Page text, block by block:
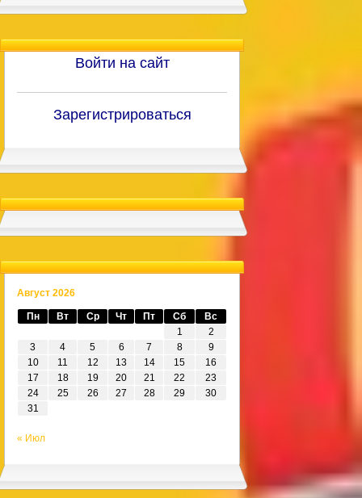
Войти на сайт
Зарегистрироваться
Август 2026
Пн Вт Ср Чт Пт Сб
Вс
1
2
3
4 5 6 7 8
9
10
11 12 13 14 15
16
17
18 19 20 21 22
23
24
25 26 27 28 29
30
31
« Июл